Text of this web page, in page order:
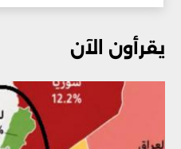
يقرأون الآن